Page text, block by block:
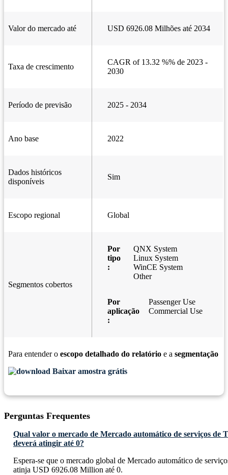
Valor do mercado até USD 6926.08 Milhões até 2034
Taxa de crescimento
CAGR of 13.32 %% de 2023 -
2030
Período de previsão 2025 - 2034
Ano base 2022
Dados históricos
disponíveis
Sim
Escopo regional Global
Segmentos cobertos
Por
tipo
:
QNX System
Linux System
WinCE System
Other
Por
aplicação
:
Passenger Use
Commercial Use
Para entender o escopo detalhado do relatório e a segmentação
Baixar amostra grátis
Perguntas Frequentes
Qual valor o mercado de Mercado automático de serviços de
deverá atingir até 0?
Espera-se que o mercado global de Mercado automático de
atinja USD 6926.08 Million até 0.